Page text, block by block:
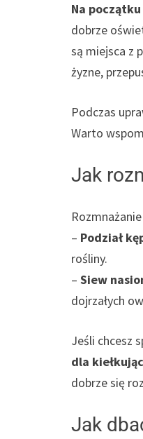
Na
dobrze
są miejsca z
żyzne,
Podczas
Warto
Jak
– Podział
rośliny.
– Siew
dojrzałych
Jeśli chcesz
dla
dobrze się
Jak